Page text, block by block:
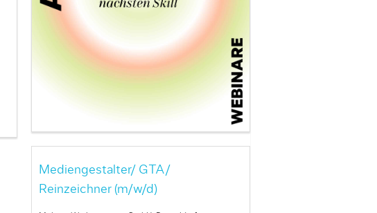
Mediengestalter/ GTA/
Reinzeichner (m/w/d)